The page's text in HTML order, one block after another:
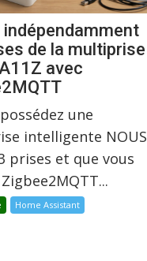
indépendamment
de la multiprise
avec
une
intelligente NOUS
prises et que vous
Home Assistant